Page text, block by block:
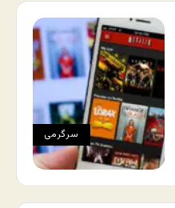
سرگرمی